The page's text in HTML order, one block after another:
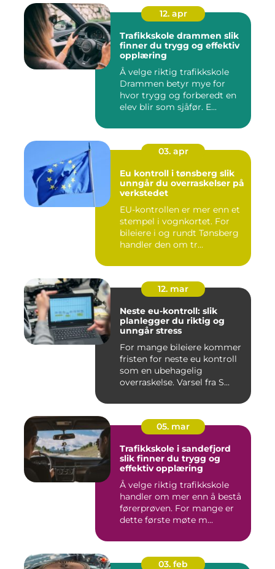
12. apr
Trafikkskole drammen slik
finner du trygg og effektiv
opplæring
Å velge riktig trafikkskole
Drammen betyr mye for
hvor trygg og forberedt en
elev blir som sjåfør. E...
03. apr
Eu kontroll i tønsberg slik
unngår du overraskelser på
verkstedet
EU-kontrollen er mer enn et
stempel i vognkortet. For
bileiere i og rundt Tønsberg
handler den om tr...
12. mar
Neste eu-kontroll: slik
planlegger du riktig og
unngår stress
For mange bileiere kommer
fristen for neste eu kontroll
som en ubehagelig
overraskelse. Varsel fra S...
05. mar
Trafikkskole i sandefjord
slik finner du trygg og
effektiv opplæring
Å velge riktig trafikkskole
handler om mer enn å bestå
førerprøven. For mange er
dette første møte m...
03. feb